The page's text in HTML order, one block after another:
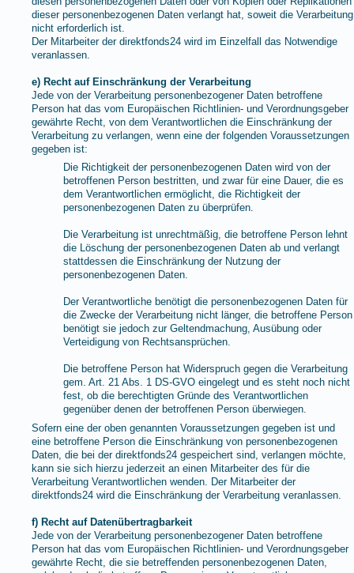
dieser personenbezogenen Daten verlangt hat, soweit die Verarbeitung
nicht erforderlich ist.
Der Mitarbeiter der direktfonds24 wird im Einzelfall das Notwendige
veranlassen.
e) Recht auf Einschränkung der Verarbeitung
Jede von der Verarbeitung personenbezogener Daten betroffene
Person hat das vom Europäischen Richtlinien- und Verordnungsgeber
gewährte Recht, von dem Verantwortlichen die Einschränkung der
Verarbeitung zu verlangen, wenn eine der folgenden Voraussetzungen
gegeben ist:
Die Richtigkeit der personenbezogenen Daten wird von der
betroffenen Person bestritten, und zwar für eine Dauer, die es
dem Verantwortlichen ermöglicht, die Richtigkeit der
personenbezogenen Daten zu überprüfen.
Die Verarbeitung ist unrechtmäßig, die betroffene Person lehnt
die Löschung der personenbezogenen Daten ab und verlangt
stattdessen die Einschränkung der Nutzung der
personenbezogenen Daten.
Der Verantwortliche benötigt die personenbezogenen Daten für
die Zwecke der Verarbeitung nicht länger, die betroffene Person
benötigt sie jedoch zur Geltendmachung, Ausübung oder
Verteidigung von Rechtsansprüchen.
Die betroffene Person hat Widerspruch gegen die Verarbeitung
gem. Art. 21 Abs. 1 DS-GVO eingelegt und es steht noch nicht
fest, ob die berechtigten Gründe des Verantwortlichen
gegenüber denen der betroffenen Person überwiegen.
Sofern eine der oben genannten Voraussetzungen gegeben ist und
eine betroffene Person die Einschränkung von personenbezogenen
Daten, die bei der direktfonds24 gespeichert sind, verlangen möchte,
kann sie sich hierzu jederzeit an einen Mitarbeiter des für die
Verarbeitung Verantwortlichen wenden. Der Mitarbeiter der
direktfonds24 wird die Einschränkung der Verarbeitung veranlassen.
f) Recht auf Datenübertragbarkeit
Jede von der Verarbeitung personenbezogener Daten betroffene
Person hat das vom Europäischen Richtlinien- und Verordnungsgeber
gewährte Recht, die sie betreffenden personenbezogenen Daten,